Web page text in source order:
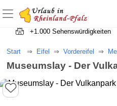
+1.500
+1.000 Sehenswürdigkeiten
Start Eifel Vordereifel
Museumslay - Der